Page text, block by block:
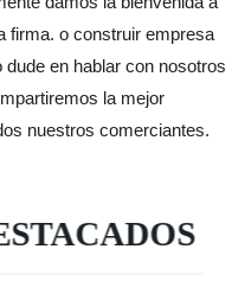
firma. o construir empresa
en hablar con nosotros
la mejor
nuestros comerciantes.